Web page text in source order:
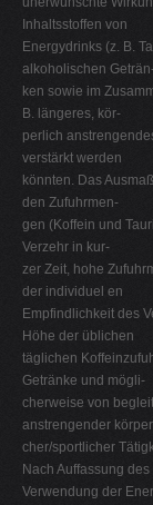
Inhaltsstoffen von
Energydrinks (z. B.
alkoholischen
ken sowie im
B. längeres, kör-
perlich
verstärkt werden
könnten. Das
den Zufuhrmen-
gen (Koffein und
Verzehr in kur-
zer Zeit, hohe
der individuel en
Empfindlichkeit des
Höhe der üblichen
täglichen
Getränke und mögli-
cherweise von
anstrengender
cher/sportlicher
Nach Auffassung
Verwendung der